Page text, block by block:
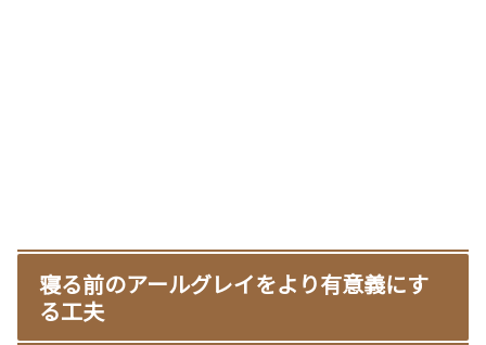
寝る前のアールグレイをより有意義にす
る工夫